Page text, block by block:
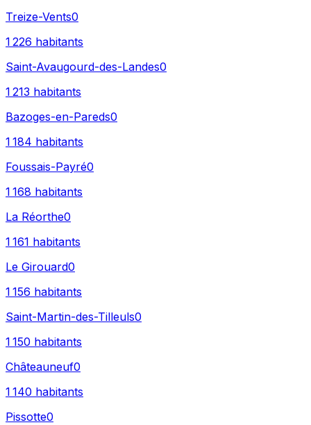
Treize-Vents0
1 226 habitants
Saint-Avaugourd-des-Landes0
1 213 habitants
Bazoges-en-Pareds0
1 184 habitants
Foussais-Payré0
1 168 habitants
La Réorthe0
1 161 habitants
Le Girouard0
1 156 habitants
Saint-Martin-des-Tilleuls0
1 150 habitants
Châteauneuf0
1 140 habitants
Pissotte0